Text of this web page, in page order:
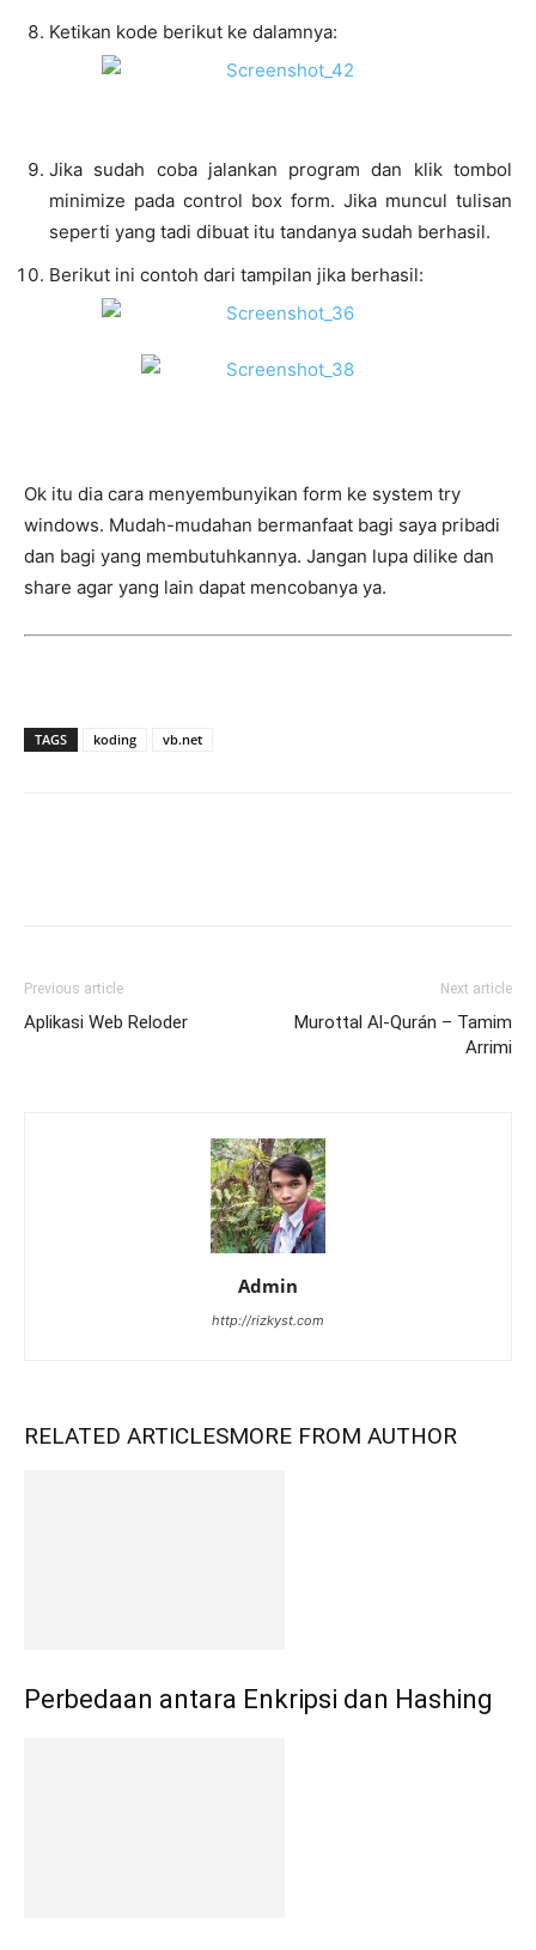
Ketikan kode berikut ke dalamnya:
Jika sudah coba jalankan program dan klik tombol
minimize pada control box form. Jika muncul tulisan
seperti yang tadi dibuat itu tandanya sudah berhasil.
Berikut ini contoh dari tampilan jika berhasil:
Ok itu dia cara menyembunyikan form ke system try
windows. Mudah-mudahan bermanfaat bagi saya pribadi
dan bagi yang membutuhkannya. Jangan lupa dilike dan
share agar yang lain dapat mencobanya ya.
TAGS koding vb.net
Previous article
Aplikasi Web Reloder
Next article
Murottal Al-Qurán – Tamim
Arrimi
Admin
http://rizkyst.com
RELATED ARTICLESMORE FROM AUTHOR
Perbedaan antara Enkripsi dan Hashing